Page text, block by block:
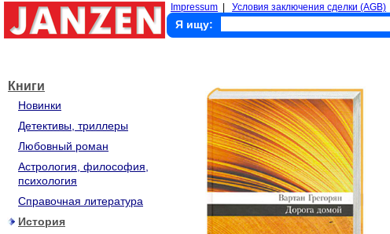
Impressum Условия заключения сделки (AGB)
Я ищу:
Книги
Новинки
Детективы, триллеры
Любовный роман
Астрология, философия,
психология
Справочная литература
История